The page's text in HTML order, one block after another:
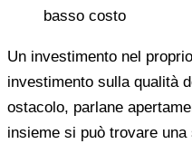
basso costo
Un investimento nel
investimento sulla qualità
ostacolo, parlane
insieme si può trovare